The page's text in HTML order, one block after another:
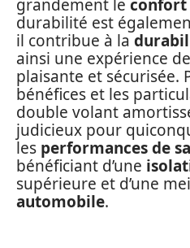
grandement le confort
durabilité est
il contribue à la
ainsi une expérience
plaisante et sécurisée.
bénéfices et les
double volant
judicieux pour
les performances de
bénéficiant d’une
supérieure et d’une
automobile.